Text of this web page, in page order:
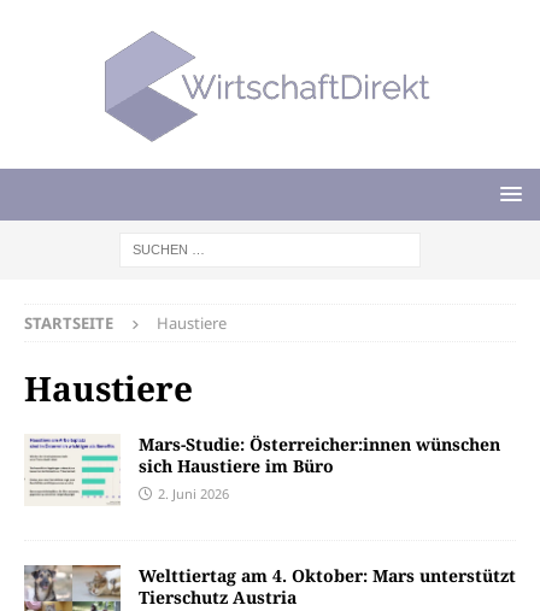
STARTSEITE Haustiere
Haustiere
Mars-Studie: Österreicher:innen wünschen
sich Haustiere im Büro
2. Juni 2026
Welttiertag am 4. Oktober: Mars unterstützt
Tierschutz Austria